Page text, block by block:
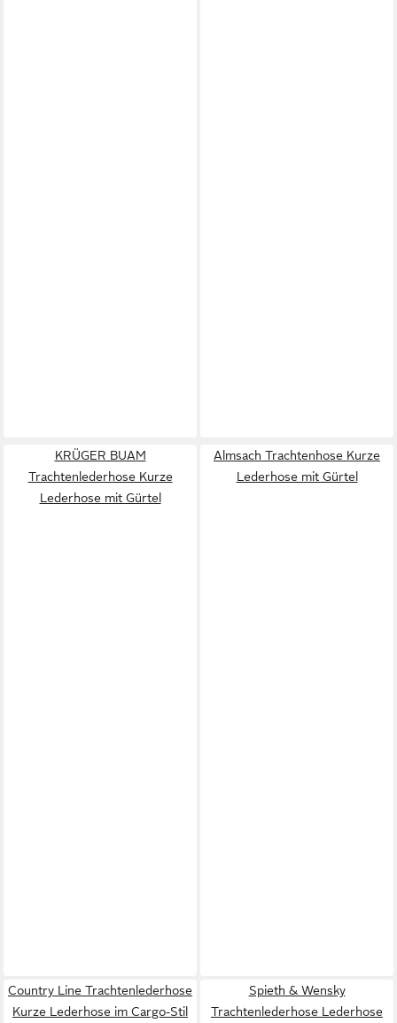
KRÜGER BUAM
Trachtenlederhose Kurze
Lederhose mit Gürtel
Almsach Trachtenhose Kurze
Lederhose mit Gürtel
Country Line Trachtenlederhose
Kurze Lederhose im Cargo-Stil
Spieth & Wensky
Trachtenlederhose Lederhose